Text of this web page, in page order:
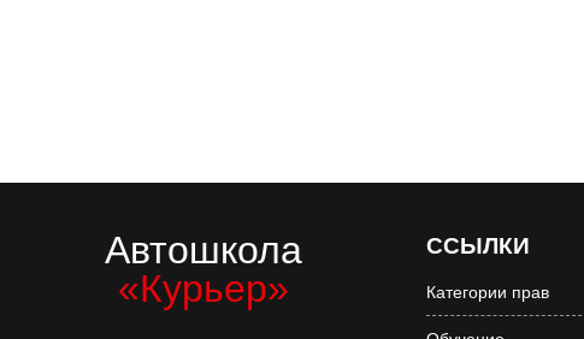
Автошкола
«Курьер»
ССЫЛКИ
Категории прав